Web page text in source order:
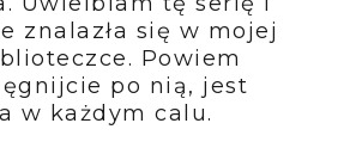
znalazła się w mojej
Powiem
po nią, jest
w każdym calu.